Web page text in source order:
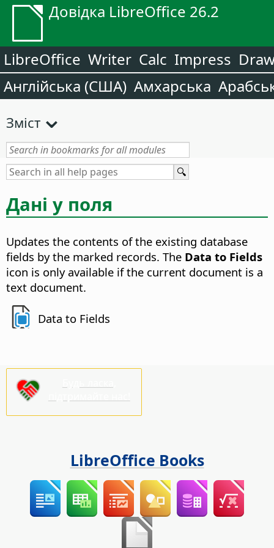
Довідка LibreOffice 26.2
LibreOffice Writer Calc Impress
Англійська (США) Амхарська
Зміст
Дані у поля
Updates the contents of the existing database
fields by the marked records. The Data to Fields
icon is only available if the current document is a
text document.
Data to Fields
LibreOffice Books